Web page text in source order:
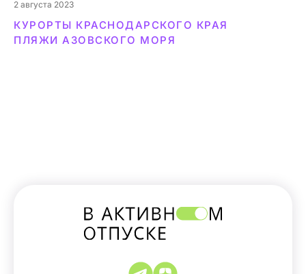
2 августа 2023
КУРОРТЫ КРАСНОДАРСКОГО КРАЯ
ПЛЯЖИ АЗОВСКОГО МОРЯ